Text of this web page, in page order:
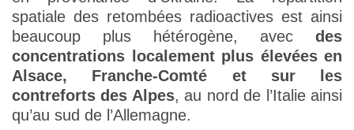
spatiale des retombées radioactives est ainsi
beaucoup plus hétérogène, avec des
concentrations localement plus élevées en
Alsace, Franche-Comté et sur les
contreforts des Alpes, au nord de l’Italie ainsi
qu’au sud de l’Allemagne.